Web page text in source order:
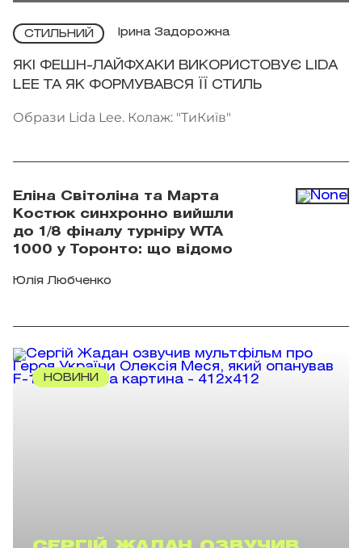
СТИЛЬНИЙ Ірина Задорожна
ЯКІ ФЕШН-ЛАЙФХАКИ ВИКОРИСТОВУЄ LIDA
LEE ТА ЯК ФОРМУВАВСЯ ЇЇ СТИЛЬ
Образи Lida Lee. Колаж: "ТиКиїв"
Еліна Світоліна та Марта
Костюк синхронно вийшли
до 1/8 фіналу турніру WTA
1000 у Торонто: що відомо
Юлія Любченко
НОВИНИ